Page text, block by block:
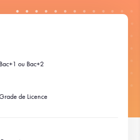
ou Bac+2
de Licence